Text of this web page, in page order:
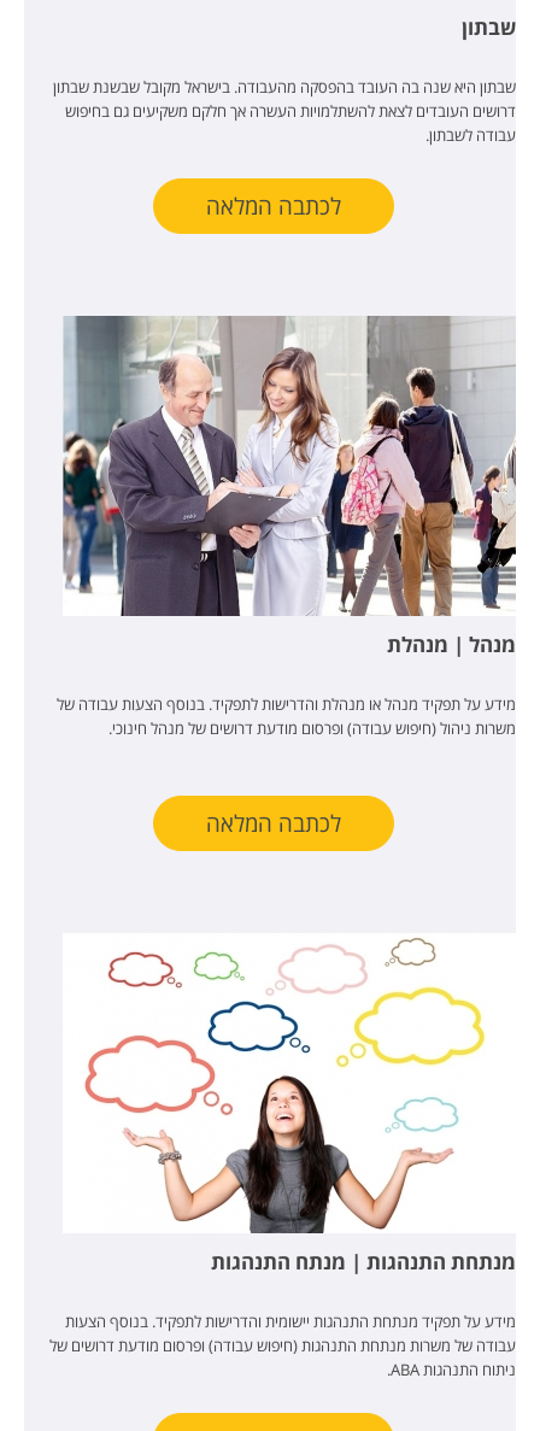
שבתון
שבתון היא שנה בה העובד בהפסקה מהעבודה. בישראל מקובל שבשנת שבתון
דרושים העובדים לצאת להשתלמויות העשרה אך חלקם משקיעים גם בחיפוש
עבודה לשבתון.
לכתבה המלאה
מנהל | מנהלת
מידע על תפקיד מנהל או מנהלת והדרישות לתפקיד. בנוסף הצעות עבודה של
משרות ניהול (חיפוש עבודה) ופרסום מודעת דרושים של מנהל חינוכי.
לכתבה המלאה
מנתחת התנהגות | מנתח התנהגות
מידע על תפקיד מנתחת התנהגות יישומית והדרישות לתפקיד. בנוסף הצעות
עבודה של משרות מנתחת התנהגות (חיפוש עבודה) ופרסום מודעת דרושים של
ניתוח התנהגות ABA.